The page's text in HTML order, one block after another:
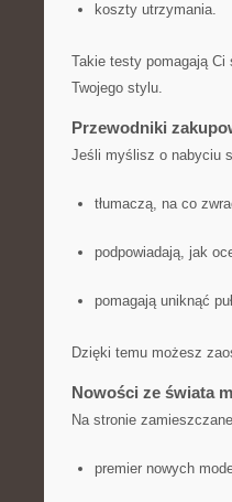
koszty utrzymania.
Takie testy pomagają
Twojego stylu.
Przewodniki
Jeśli myślisz o nabyciu
tłumaczą, na co
podpowiadają, jak
pomagają uniknąć
Dzięki temu możesz
Nowości ze świata
Na stronie
premier nowych